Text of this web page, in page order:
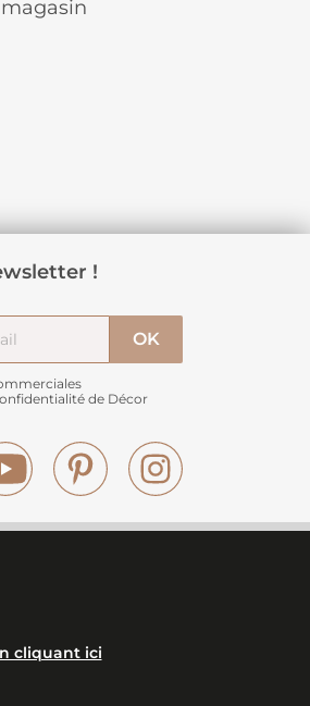
magasin
!
de Décor
YouTube Pinterest
cliquant ici